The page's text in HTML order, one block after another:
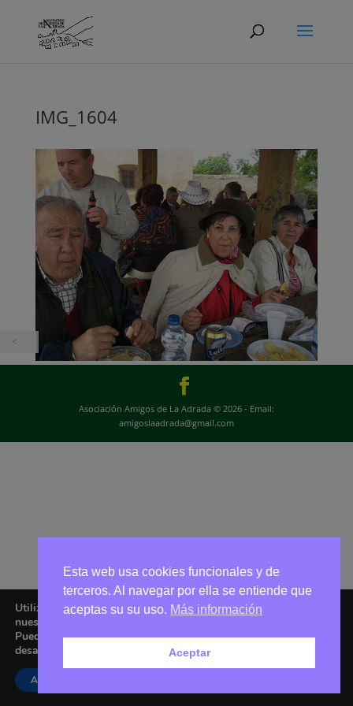
IMG_1604
Asociación Amigos de La Adrada © 2026 - Email:
amigoslaadrada@gmail.com
Utilizamos cookies para ofrecerte la mejor experiencia en
nuestra web.
Puedes aprender más sobre qué cookies utilizamos o
desactivarlas en los
Aceptar
Esta web usa cookies funcionales y de
terceros. Al navegar por ella se entiende que
aceptas su su uso. Más información
Aceptar